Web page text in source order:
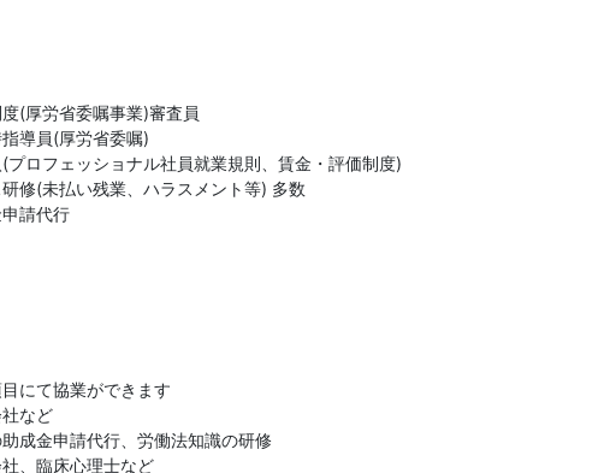
(厚労省委嘱事業)審査員
導員(厚労省委嘱)
プロフェッショナル社員就業規則、賃金・評価制度)
修(未払い残業、ハラスメント等) 多数
請代行
にて協業ができます
など
成金申請代行、労働法知識の研修
、臨床心理士など